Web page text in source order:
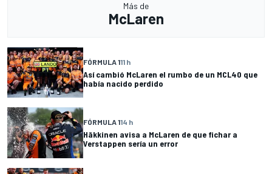
Más de
McLaren
FÓRMULA 111 h
Así cambió McLaren el rumbo de un MCL40 que
había nacido perdido
FÓRMULA 114 h
Häkkinen avisa a McLaren de que fichar a
Verstappen sería un error